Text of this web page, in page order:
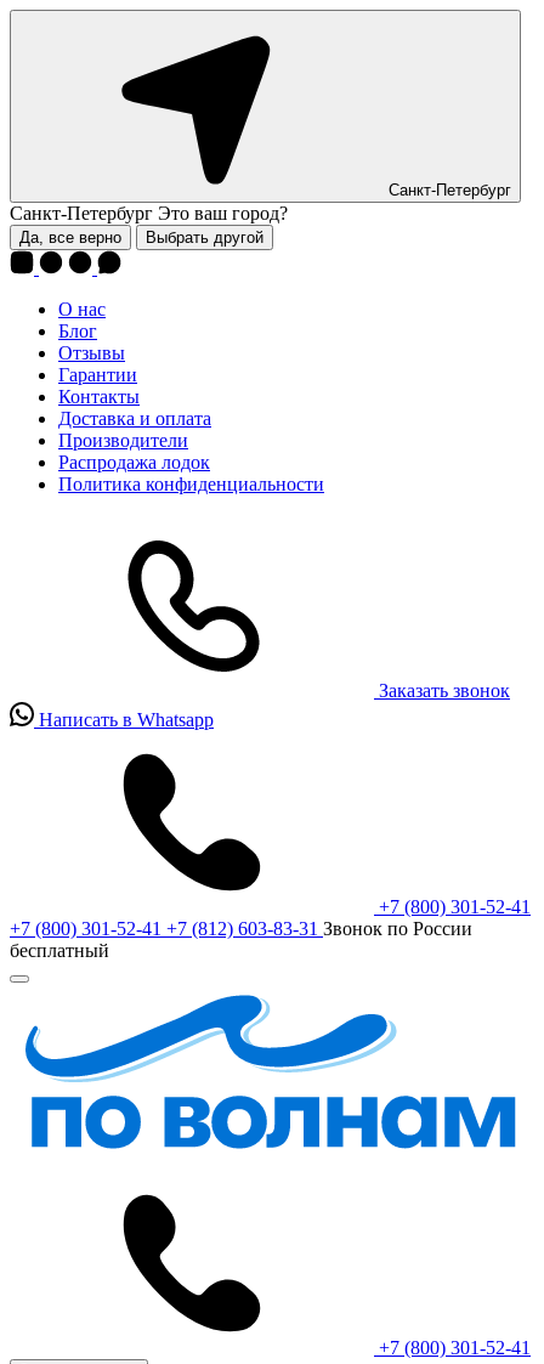
Санкт-Петербург
Санкт-Петербург Это ваш город?
Да, все верно Выбрать другой
О нас
Блог
Отзывы
Гарантии
Контакты
Доставка и оплата
Производители
Распродажа лодок
Политика конфиденциальности
Заказать звонок
Написать в Whatsapp
+7 (800) 301-52-41
+7 (800) 301-52-41 +7 (812) 603-83-31 Звонок по России
бесплатный
+7 (800) 301-52-41